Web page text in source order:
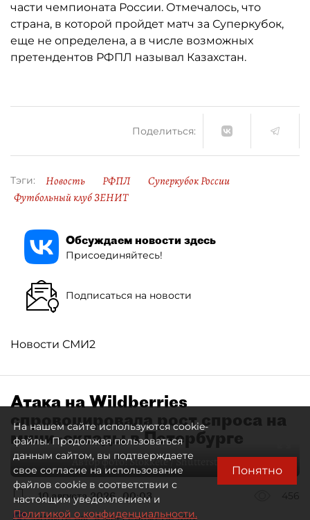
части чемпионата России. Отмечалось, что
страна, в которой пройдет матч за Суперкубок,
еще не определена, а в числе возможных
претендентов РФПЛ называл Казахстан.
Поделиться:
Тэги: Новость РФПЛ
Суперкубок России
Футбольный клуб ЗЕНИТ
Обсуждаем новости здесь
Присоединяйтесь!
Подписаться на новости
Новости СМИ2
Атака на Wildberries
спровоцировала рост спроса на
мини–склады в Петербурге
Автор фото:Stokkete / Shutterstock / FOTODOM
10 августа 2026 00:03
456
На нашем сайте используются cookie-
файлы. Продолжая пользоваться
данным сайтом, вы подтверждаете
свое согласие на использование
файлов cookie в соответствии с
настоящим уведомлением и
Политикой о конфиденциальности.
Понятно